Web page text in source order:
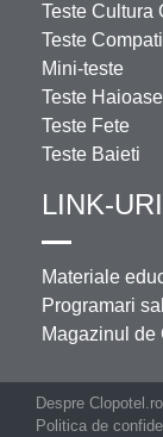
Teste Cultura
Teste
Mini-teste
Teste Haioase
Teste Fete
Teste Baieti
LINK-
Materiale
Programari
Magazinul de
Despre Clopotel.ro
Politica de